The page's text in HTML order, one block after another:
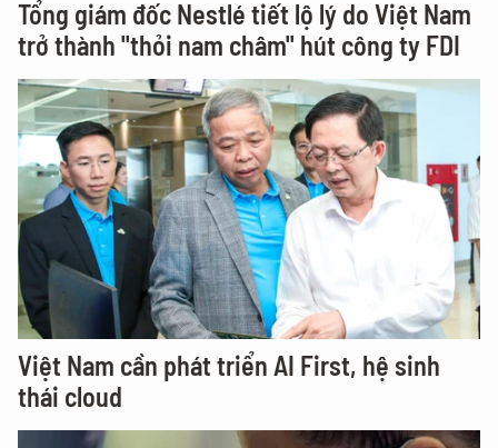
Tổng giám đốc Nestlé tiết lộ lý do Việt Nam
trở thành "thỏi nam châm" hút công ty FDI
Việt Nam cần phát triển AI First, hệ sinh
thái cloud